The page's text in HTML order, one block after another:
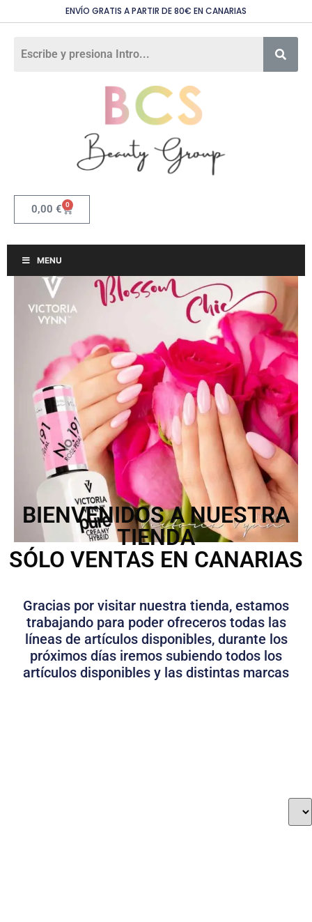
ENVÍO GRATIS A PARTIR DE 80€ EN CANARIAS
0,00 € 0
MENU
BIENVENIDOS A NUESTRA
TIENDA
SÓLO VENTAS EN CANARIAS
Gracias por visitar nuestra tienda, estamos
trabajando para poder ofreceros todas las
líneas de artículos disponibles, durante los
próximos días iremos subiendo todos los
artículos disponibles y las distintas marcas